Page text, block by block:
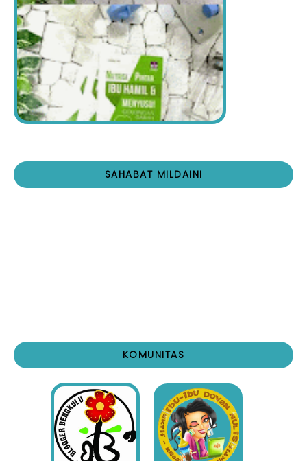
SAHABAT MILDAINI
KOMUNITAS